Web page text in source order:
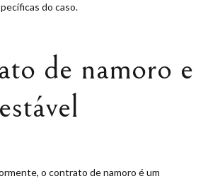
do caso.
de namoro e
o contrato de namoro é um